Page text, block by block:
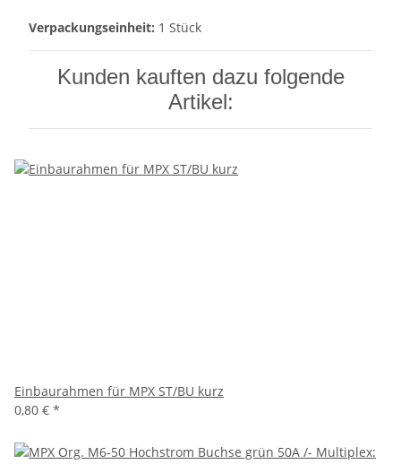
Verpackungseinheit: 1 Stück
Kunden kauften dazu folgende
Artikel:
Einbaurahmen für MPX ST/BU kurz
0,80 € *